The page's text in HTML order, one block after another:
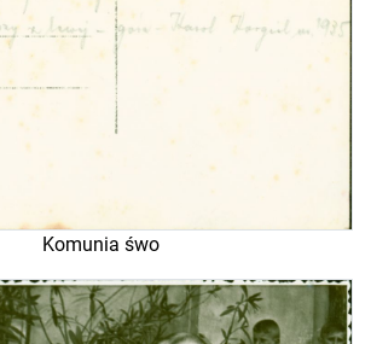
Komunia śwo